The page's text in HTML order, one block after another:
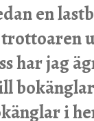
en
har jag
i